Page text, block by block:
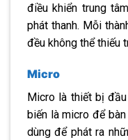
điều khiển trung
phát thanh. Mỗi
đều không thể thiếu
Micro
Micro là thiết bị
biến là micro để
dùng để phát ra